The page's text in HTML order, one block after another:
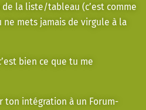
de la liste/tableau (c’est comme
ne mets jamais de virgule à la
bien ce que tu me
ton intégration à un Forum-